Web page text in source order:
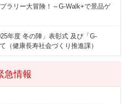
急情報
ラリー大冒険！～G-Walk+で景品ゲ
年度 冬の陣」表彰式 及び「G-
（健康長寿社会づくり推進課）